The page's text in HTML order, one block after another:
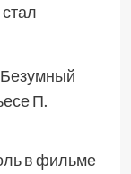
П.
в фильме